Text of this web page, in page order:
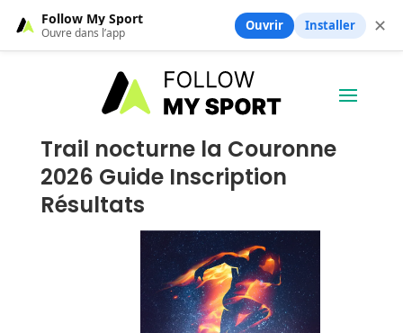
Trail nocturne la Couronne
2026 Guide Inscription
Résultats
Follow My Sport
Ouvre dans l’app Ouvrir Installer ✕